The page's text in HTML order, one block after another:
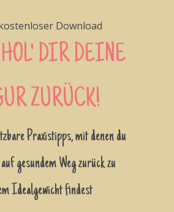
Download
DIR DEINE
ZURÜCK!
Praxistipps, mit denen du
gesundem Weg zurück zu
Idealgewicht findest